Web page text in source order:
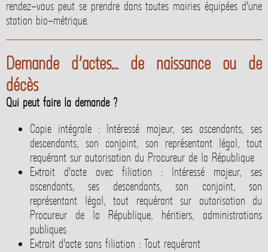
rendez-vous peut se prendre dans toutes mairies équipées d'une
station bio-métrique.
Demande d’actes... de naissance ou de
décès
Qui peut faire la demande ?
Copie intégrale : Intéressé majeur, ses ascendants, ses
descendants, son conjoint, son représentant légal, tout
requérant sur autorisation du Procureur de la République
Extrait d'acte avec filiation : Intéressé majeur, ses
ascendants, ses descendants, son conjoint, son
représentant légal, tout requérant sur autorisation du
Procureur de la République, héritiers, administrations
publiques
Extrait d'acte sans filiation : Tout requérant